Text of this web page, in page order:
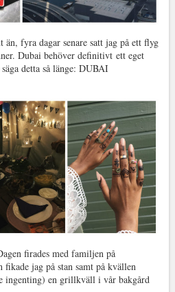
än, fyra dagar senare satt jag på ett flyg
Dubai behöver definitivt ett eget
detta så länge: DUBAI
firades med familjen på
fikade jag på stan samt på kvällen
ingenting) en grillkväll i vår bakgård